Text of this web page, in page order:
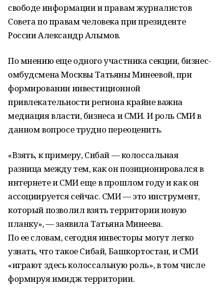
свободе информации и правам журналистов
Совета по правам человека при президенте
России Александр Алымов.
По мнению еще одного участника секции, бизнес-
омбудсмена Москвы Татьяны Минеевой, при
формировании инвестиционной
привлекательности региона крайне важна
медиация власти, бизнеса и СМИ. И роль СМИ в
данном вопросе трудно переоценить.
«Взять, к примеру, Сибай — колоссальная
разница между тем, как он позиционировался в
интернете и СМИ еще в прошлом году и как он
ассоциируется сейчас. СМИ — это инструмент,
который позволил взять территории новую
планку», — заявила Татьяна Минеева.
По ее словам, сегодня инвесторы могут легко
узнать, что такое Сибай, Башкортостан, и СМИ
«играют здесь колоссальную роль», в том числе
формируя имидж территории.